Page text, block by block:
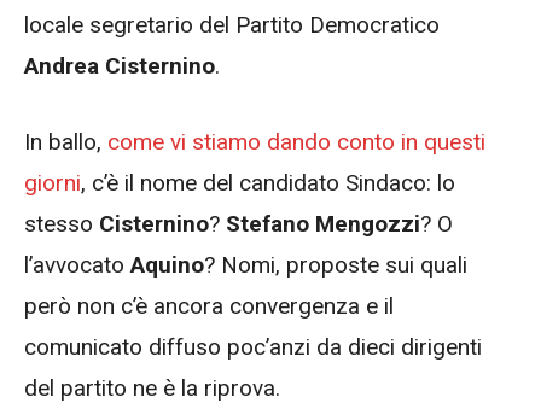
locale segretario del Partito Democratico
Andrea Cisternino.
In ballo, come vi stiamo dando conto in questi
giorni, c’è il nome del candidato Sindaco: lo
stesso Cisternino? Stefano Mengozzi? O
l’avvocatoAquino? Nomi, proposte sui quali
però non c’è ancora convergenza e il
comunicato diffuso poc’anzi da dieci dirigenti
del partito ne è la riprova.